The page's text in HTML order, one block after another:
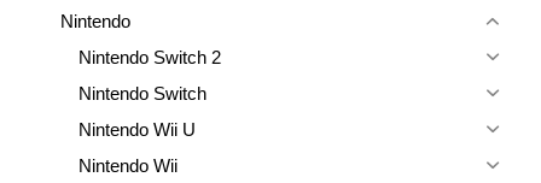
Nintendo
Nintendo Switch 2
Nintendo Switch
Nintendo Wii U
Nintendo Wii